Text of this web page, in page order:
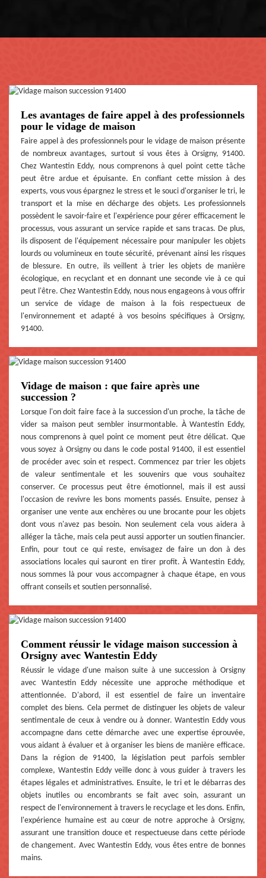
Les avantages de faire appel à des professionnels
pour le vidage de maison
Faire appel à des professionnels pour le vidage de maison présente
de nombreux avantages, surtout si vous êtes à Orsigny, 91400.
Chez Wantestin Eddy, nous comprenons à quel point cette tâche
peut être ardue et épuisante. En confiant cette mission à des
experts, vous vous épargnez le stress et le souci d'organiser le tri, le
transport et la mise en décharge des objets. Les professionnels
possèdent le savoir-faire et l'expérience pour gérer efficacement le
processus, vous assurant un service rapide et sans tracas. De plus,
ils disposent de l'équipement nécessaire pour manipuler les objets
lourds ou volumineux en toute sécurité, prévenant ainsi les risques
de blessure. En outre, ils veillent à trier les objets de manière
écologique, en recyclant et en donnant une seconde vie à ce qui
peut l'être. Chez Wantestin Eddy, nous nous engageons à vous offrir
un service de vidage de maison à la fois respectueux de
l'environnement et adapté à vos besoins spécifiques à Orsigny,
91400.
Vidage de maison : que faire après une
succession ?
Lorsque l'on doit faire face à la succession d'un proche, la tâche de
vider sa maison peut sembler insurmontable. À Wantestin Eddy,
nous comprenons à quel point ce moment peut être délicat. Que
vous soyez à Orsigny ou dans le code postal 91400, il est essentiel
de procéder avec soin et respect. Commencez par trier les objets
de valeur sentimentale et les souvenirs que vous souhaitez
conserver. Ce processus peut être émotionnel, mais il est aussi
l'occasion de revivre les bons moments passés. Ensuite, pensez à
organiser une vente aux enchères ou une brocante pour les objets
dont vous n'avez pas besoin. Non seulement cela vous aidera à
alléger la tâche, mais cela peut aussi apporter un soutien financier.
Enfin, pour tout ce qui reste, envisagez de faire un don à des
associations locales qui sauront en tirer profit. À Wantestin Eddy,
nous sommes là pour vous accompagner à chaque étape, en vous
offrant conseils et soutien personnalisé.
Comment réussir le vidage maison succession à
Orsigny avec Wantestin Eddy
Réussir le vidage d'une maison suite à une succession à Orsigny
avec Wantestin Eddy nécessite une approche méthodique et
attentionnée. D'abord, il est essentiel de faire un inventaire
complet des biens. Cela permet de distinguer les objets de valeur
sentimentale de ceux à vendre ou à donner. Wantestin Eddy vous
accompagne dans cette démarche avec une expertise éprouvée,
vous aidant à évaluer et à organiser les biens de manière efficace.
Dans la région de 91400, la législation peut parfois sembler
complexe, Wantestin Eddy veille donc à vous guider à travers les
étapes légales et administratives. Ensuite, le tri et le débarras des
objets inutiles ou encombrants se fait avec soin, assurant un
respect de l'environnement à travers le recyclage et les dons. Enfin,
l'expérience humaine est au cœur de notre approche à Orsigny,
assurant une transition douce et respectueuse dans cette période
de changement. Avec Wantestin Eddy, vous êtes entre de bonnes
mains.